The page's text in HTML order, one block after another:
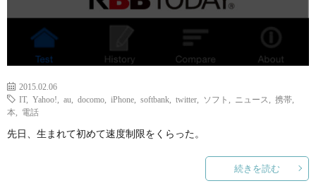
2015.02.06
IT, Yahoo! au docomo iPhone softbank twitter ソフト ニュース 携帯
本
電話
先日、生まれて初めて速度制限をくらった。
続きを読む